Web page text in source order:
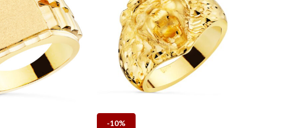
-10%